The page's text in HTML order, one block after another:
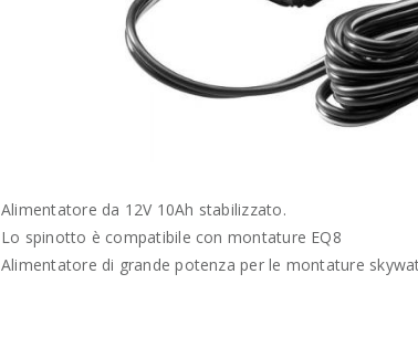
Alimentatore da 12V 10Ah stabilizzato.
Lo spinotto è compatibile con montature EQ8
Alimentatore di grande potenza per le montature